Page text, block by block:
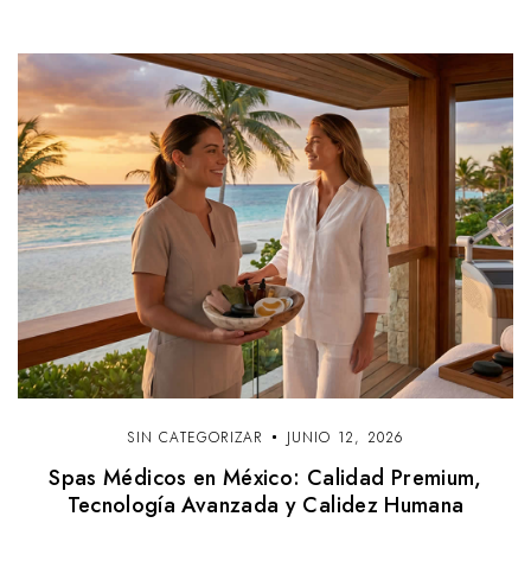
SIN CATEGORIZAR JUNIO 12, 2026
Spas Médicos en México: Calidad Premium,
Tecnología Avanzada y Calidez Humana